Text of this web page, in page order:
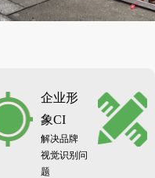
企业形
象CI
解决品牌
视觉识别问
题